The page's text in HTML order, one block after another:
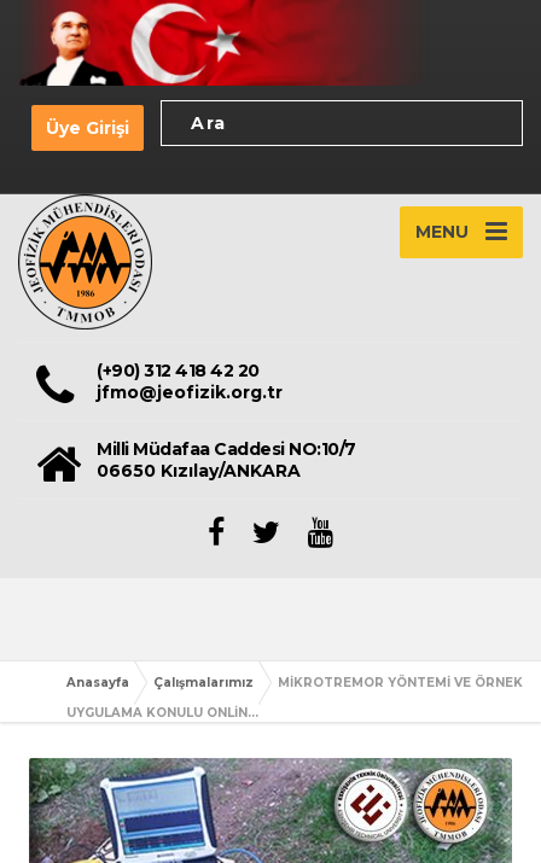
Üye Girişi
MENU
(+90) 312 418 42 20
jfmo@jeofizik.org.tr
Milli Müdafaa Caddesi NO:10/7
06650 Kızılay/ANKARA
Anasayfa Çalışmalarımız
MİKROTREMOR YÖNTEMİ VE ÖRNEK
UYGULAMA KONULU ONLİN...